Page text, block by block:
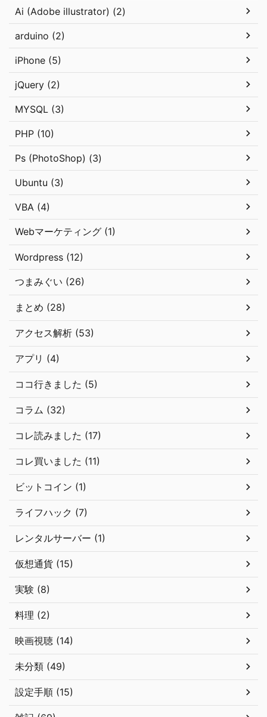
Ai (Adobe illustrator) (2)
arduino (2)
iPhone (5)
jQuery (2)
MYSQL (3)
PHP (10)
Ps (PhotoShop) (3)
Ubuntu (3)
VBA (4)
Webマーケティング (1)
Wordpress (12)
つまみぐい (26)
まとめ (28)
アクセス解析 (53)
アプリ (4)
ココ行きました (5)
コラム (32)
コレ読みました (17)
コレ買いました (11)
ビットコイン (1)
ライフハック (7)
レンタルサーバー (1)
仮想通貨 (15)
実験 (8)
料理 (2)
映画視聴 (14)
未分類 (49)
設定手順 (15)